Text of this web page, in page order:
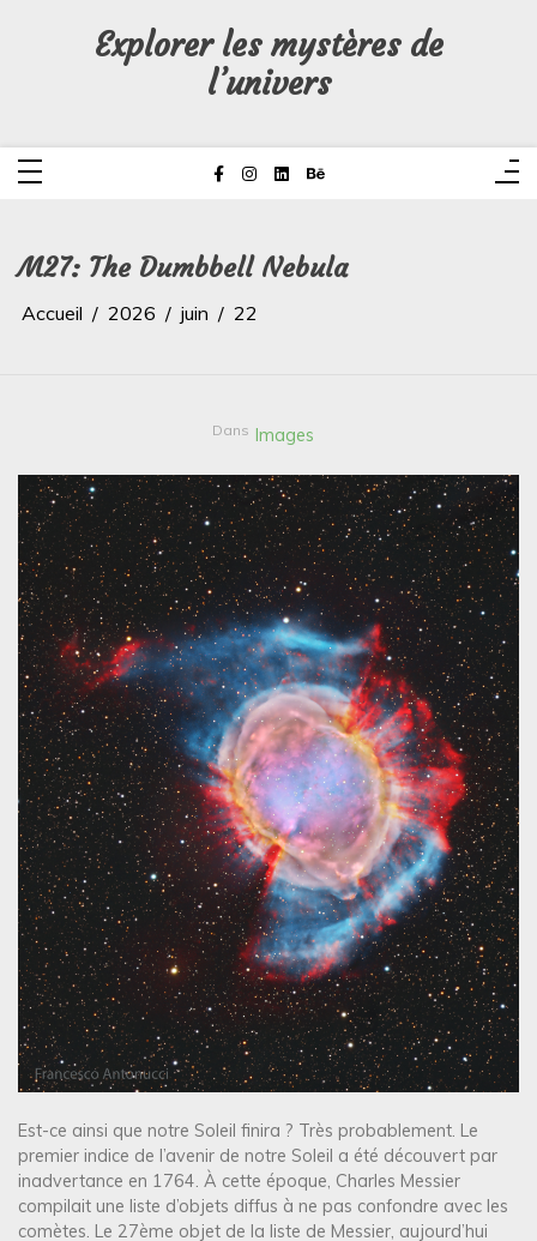
Explorer les mystères de
l’univers
M27: The Dumbbell Nebula
Accueil 2026 juin 22
Dans Images
Est-ce ainsi que notre Soleil finira ? Très probablement. Le
premier indice de l’avenir de notre Soleil a été découvert par
inadvertance en 1764. À cette époque, Charles Messier
compilait une liste d’objets diffus à ne pas confondre avec les
comètes. Le 27ème objet de la liste de Messier, aujourd’hui